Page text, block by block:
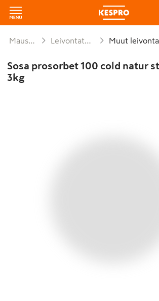
Mausteet ja leivonta Leivontatarvikkeet ja koristelu Muut
Sosa prosorbet 100 cold natur
3kg